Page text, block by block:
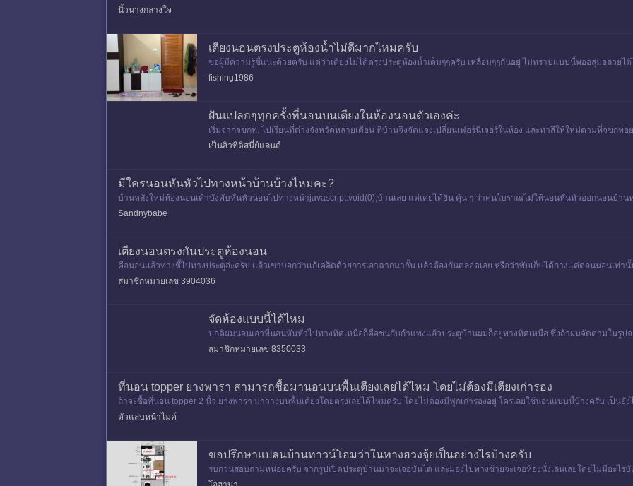
นิ้วนางกลางใจ
เตียงนอนตรงประตูห้องน้ำไม่ดีมากไหมครับ
ขอผู้มีความรู้ชี้แนะด้วยครับ แต่ว่าเตียงไม่ได้ตรงประตูห้องน้ำเต็มๆๆครับ เหลื่อมๆๆกันอยู่ ไม่ทราบแบบนี้พออลุ่มอล่วยไ
มันบังคับ แต่โดนยายคอมเม้นมาว่าไม
fishing1986
ฝันแปลกๆทุกครั้งที่นอนบนเตียงในห้องนอนตัวเองค่ะ
เริ่มจากจขกท. ไปเรียนที่ต่างจังหวัดหลายเดือน ที่บ้านจึงจัดแจงเปลี่ยนเฟอร์นิเจอร์ในห้อง และทาสีให้ใหม่ตามที่จขกทอ
ด้สีผนังห้องที่สบายตากว่าเดิม เมื่อกล
เป็นสิวที่ดิสนี่ย์แลนด์
มีใครนอนหันหัวไปทางหน้าบ้านบ้างไหมคะ?
บ้านหลังใหม่ห้องนอนเค้าบังคับหันหัวนอนไปทางหน้าjavascript:void(0);บ้านเลย แต่เคยได้ยิน คุ้น ๆ ว่าคนโบราณไม่ให้นอนหันหัวออกนอนบ้าน
Sandnybabe
เตียงนอนตรงกันประตูห้องนอน
คือนอนเเล้วทางชี้ไปทางประตูอ่ะครับ เเล้วเขาบอกว่าเเก้เคล็ดด้วยการเอาฉากมากั้น เเล้วต้องกันตลอดเลย หรือว่าพับเก็บได้กางเเค่ตอนนอนเ
สมาชิกหมายเลข 3904036
จัดห้องแบบนี้ได้ไหม
ปกติผมนอนเอาที่นอนหันหัวไปทางทิศเหนือก็คือชนกับกำแพงแล้วประตูบ้านผมก็อยู่ทางทิศเหนือ ซึ่งถ้าผมจัดตามในรูป
ไปทางทิศตะวันออก แต่ประตูทางเข้าบ้านอ
สมาชิกหมายเลข 8350033
ที่นอน topper ยางพารา สามารถซื้อมานอนบนพื้นเตียงเลยได้ไหม โดยไม่ต้องมีเตียงเก่ารอง
ถ้าจะซื้อที่นอน topper 2 นิ้ว ยางพารา มาวางบนพื้นเตียงโดยตรงเลยได้ไหมครับ โดยไม่ต้องมีฟูกเก่ารองอยู่ ใครเลยใช้นอนแบบนี้บ้างครับ เป็นยัง
ตัวแสบหน้าไมค์
ขอปรึกษาแปลนบ้านทาวน์โฮมว่าในทางฮวงจุ้ยเป็นอย่างไรบ้างครับ
รบกวนสอบถามหน่อยครับ จากรูปเปิดประตูบ้านมาจะเจอบันได และมองไปทางซ้ายจะเจอห้องนั่งเล่นเลยโดยไม่มีอะไร
ไหมครับ